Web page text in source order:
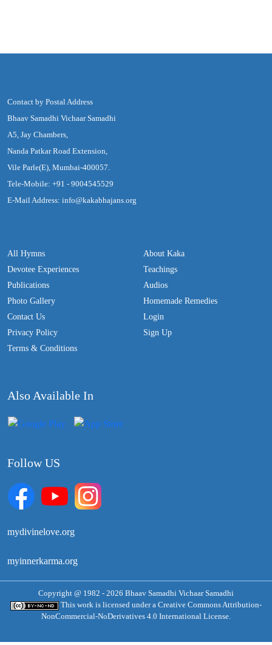
Contact by Postal Address
Bhaav Samadhi Vichaar Samadhi
A5, Jay Chambers,
Nanda Patkar Road Extension,
Vile Parle(E), Mumbai-400057.
Tele-Mobile: +91 - 9004545529
E-Mail Address: info@kakabhajans.org
All Hymns
Devotee Experiences
Publications
Photo Gallery
Contact Us
Privacy Policy
Terms & Conditions
About Kaka
Teachings
Audios
Homemade Remedies
Login
Sign Up
Also Available In
Follow US
mydivinelove.org
myinnerkarma.org
Copyright @ 1982 - 2026 Bhaav Samadhi Vichaar Samadhi
This work is licensed under a Creative Commons Attribution-
NonCommercial-NoDerivatives 4.0 International License.